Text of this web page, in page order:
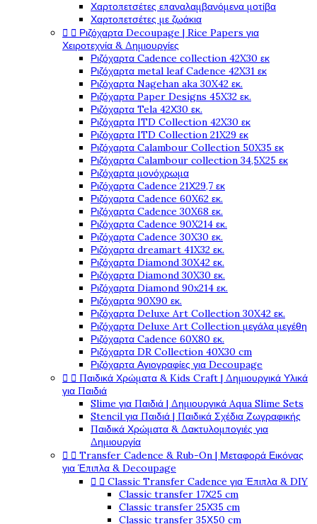
Χαρτοπετσέτες επαναλαμβανόμενα μοτίβα
Χαρτοπετσέτες με ζωάκια
  Ριζόχαρτα Decoupage | Rice Papers για
Χειροτεχνία & Δημιουργίες
Ριζόχαρτα Cadence collection 42X30 εκ
Ριζόχαρτα metal leaf Cadence 42X31 εκ
Ριζόχαρτα Nagehan aka 30X42 εκ.
Ριζόχαρτα Paper Designs 45X32 εκ.
Ριζόχαρτα Tela 42Χ30 εκ.
Ριζόχαρτα ITD Collection 42X30 εκ
Ριζόχαρτα ITD Collection 21X29 εκ
Ριζόχαρτα Calambour Collection 50X35 εκ
Ριζόχαρτα Calambour collection 34,5X25 εκ
Ριζόχαρτα μονόχρωμα
Ριζόχαρτα Cadence 21Χ29,7 εκ
Ριζόχαρτα Cadence 60X62 εκ.
Ριζόχαρτα Cadence 30X68 εκ.
Ριζόχαρτα Cadence 90X214 εκ.
Ριζόχαρτα Cadence 30X30 εκ.
Ριζόχαρτα dreamart 41X32 εκ.
Ριζόχαρτα Diamond 30X42 εκ.
Ριζόχαρτα Diamond 30X30 εκ.
Ριζόχαρτα Diamond 90x214 εκ.
Ριζόχαρτα 90X90 εκ.
Ριζόχαρτα Deluxe Art Collection 30X42 εκ.
Ριζόχαρτα Deluxe Art Collection μεγάλα μεγέθη
Ριζόχαρτα Cadence 60X80 εκ.
Ριζόχαρτα DR Collection 40X30 cm
Ριζόχαρτα Αγιογραφίες για Decoupage
  Παιδικά Χρώματα & Kids Craft | Δημιουργικά Υλικά
για Παιδιά
Slime για Παιδιά | Δημιουργικά Aqua Slime Sets
Stencil για Παιδιά | Παιδικά Σχέδια Ζωγραφικής
Παιδικά Χρώματα & Δακτυλομπογιές για
Δημιουργία
  Transfer Cadence & Rub-On | Μεταφορά Εικόνας
για Έπιπλα & Decoupage
  Classic Transfer Cadence για Έπιπλα & DIY
Classic transfer 17Χ25 cm
Classic transfer 25Χ35 cm
Classic transfer 35Χ50 cm